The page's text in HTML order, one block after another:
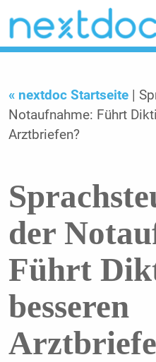
« nextdoc Startseite
|
Notaufnahme: Führt
Arztbriefen?
der
Führt
besseren